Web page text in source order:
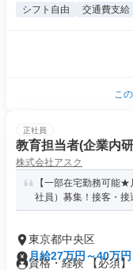
シフト自由 交通費支給
こ
正社員
教育担当者(企業内
株式会社アスク
【一部在宅勤務可能
社員）募集！接客・接
東京都中央区
月給27万円～40万円
資格・経験 【必須